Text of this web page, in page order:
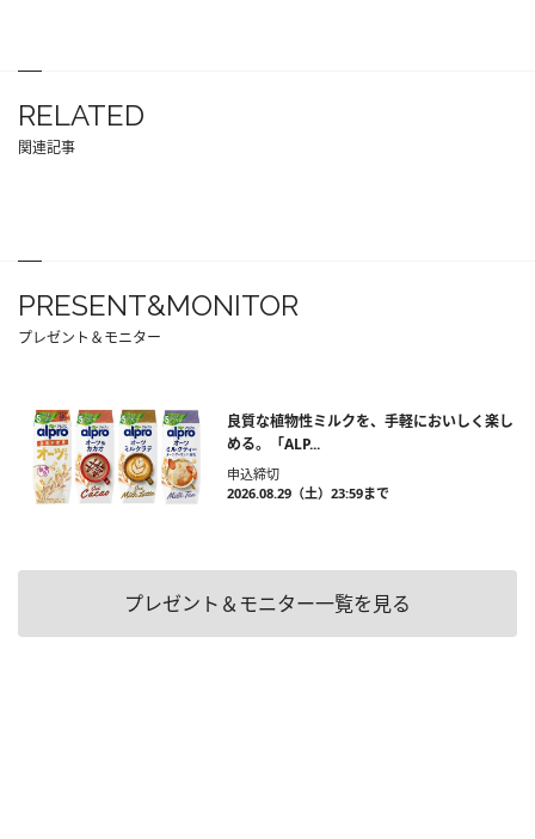
RELATED
関連記事
PRESENT&MONITOR
プレゼント＆モニター
良質な植物性ミルクを、手軽においしく楽し
める。「ALP...
申込締切
2026.08.29（土）23:59まで
プレゼント＆モニター一覧を見る